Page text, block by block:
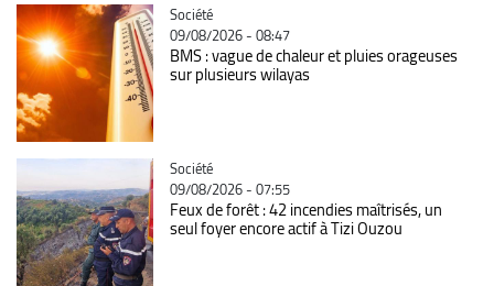
Catégorie
Société
09/08/2026 - 08:47
BMS : vague de chaleur et pluies orageuses
sur plusieurs wilayas
Catégorie
Société
09/08/2026 - 07:55
Feux de forêt : 42 incendies maîtrisés, un
seul foyer encore actif à Tizi Ouzou